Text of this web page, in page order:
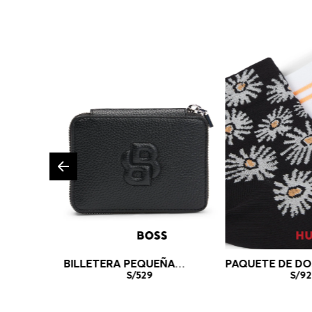
BILLETERA PEQUEÑA
GRANULADA CON
S/529
PAQUETE DE
MEDIAS
S/92